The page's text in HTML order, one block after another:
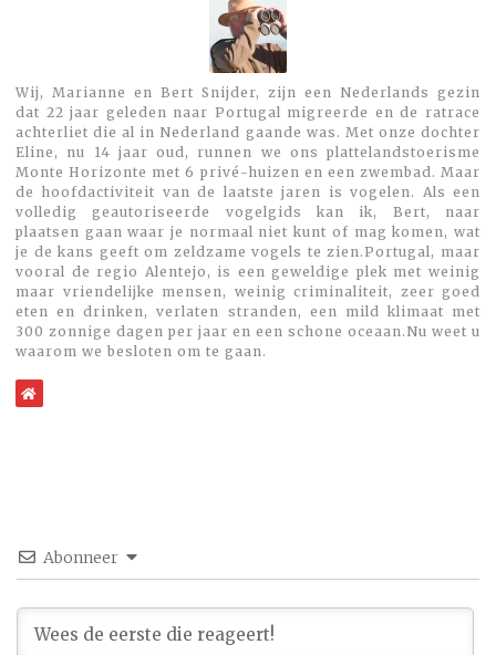
Wij, Marianne en Bert Snijder, zijn een Nederlands gezin
dat 22 jaar geleden naar Portugal migreerde en de ratrace
achterliet die al in Nederland gaande was. Met onze dochter
Eline, nu 14 jaar oud, runnen we ons plattelandstoerisme
Monte Horizonte met 6 privé-huizen en een zwembad. Maar
de hoofdactiviteit van de laatste jaren is vogelen. Als een
volledig geautoriseerde vogelgids kan ik, Bert, naar
plaatsen gaan waar je normaal niet kunt of mag komen, wat
je de kans geeft om zeldzame vogels te zien.Portugal, maar
vooral de regio Alentejo, is een geweldige plek met weinig
maar vriendelijke mensen, weinig criminaliteit, zeer goed
eten en drinken, verlaten stranden, een mild klimaat met
300 zonnige dagen per jaar en een schone oceaan.Nu weet u
waarom we besloten om te gaan.
Abonneer